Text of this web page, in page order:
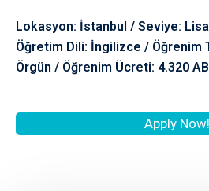
Lokasyon: İstanbul / Seviye:
Öğretim Dili: İngilizce / Öğrenim
Örgün / Öğrenim Ücreti: 4.320
Apply Now!